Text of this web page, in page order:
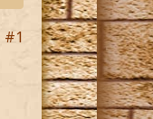
#1